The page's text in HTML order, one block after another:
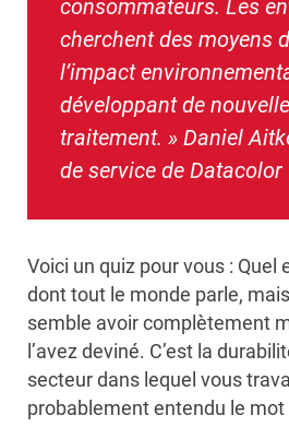
consommateurs. Les
cherchent des moyens
l’impact
développant de
traitement. » Daniel
de service de Datacolor
Voici un quiz pour vous : Quel
dont tout le monde parle,
semble avoir complètement
l’avez deviné. C’est la
secteur dans lequel vous
probablement entendu le mot